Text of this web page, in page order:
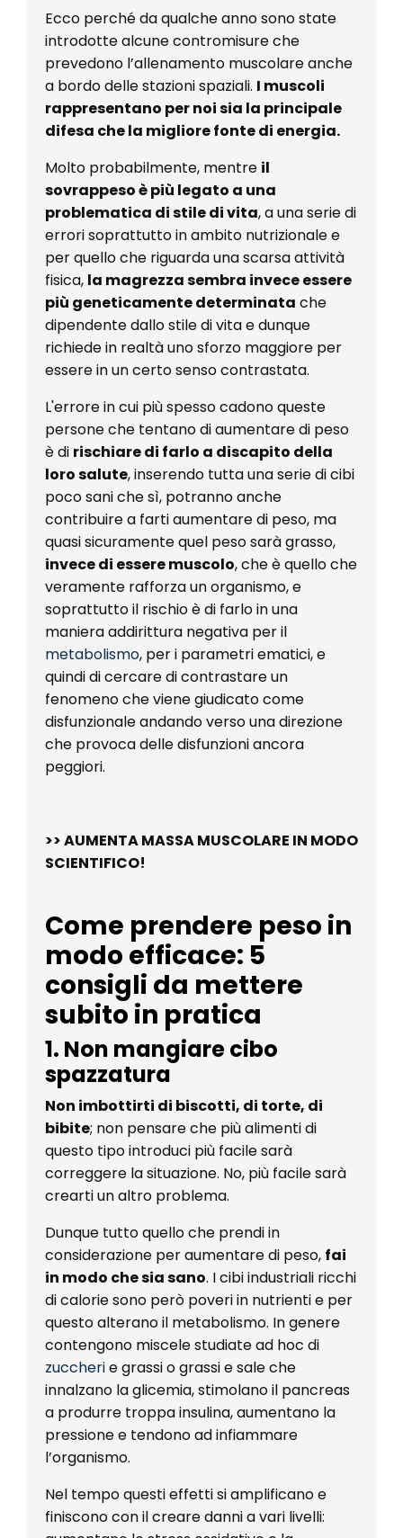
Ecco perché da qualche anno sono state
introdotte alcune contromisure che
prevedono l’allenamento muscolare anche
a bordo delle stazioni spaziali. I muscoli
rappresentano per noi sia la principale
difesa che la migliore fonte di energia.
Molto probabilmente, mentre il
sovrappeso è più legato a una
problematica di stile di vita, a una serie di
errori soprattutto in ambito nutrizionale e
per quello che riguarda una scarsa attività
fisica, la magrezza sembra invece essere
più geneticamente determinata che
dipendente dallo stile di vita e dunque
richiede in realtà uno sforzo maggiore per
essere in un certo senso contrastata.
L'errore in cui più spesso cadono queste
persone che tentano di aumentare di peso
è di rischiare di farlo a discapito della
loro salute, inserendo tutta una serie di cibi
poco sani che sì, potranno anche
contribuire a farti aumentare di peso, ma
quasi sicuramente quel peso sarà grasso,
invece di essere muscolo, che è quello che
veramente rafforza un organismo, e
soprattutto il rischio è di farlo in una
maniera addirittura negativa per il
metabolismo, per i parametri ematici, e
quindi di cercare di contrastare un
fenomeno che viene giudicato come
disfunzionale andando verso una direzione
che provoca delle disfunzioni ancora
peggiori.
>> AUMENTA MASSA MUSCOLARE IN MODO
SCIENTIFICO!
Come prendere peso in
modo efficace: 5
consigli da mettere
subito in pratica
1. Non mangiare cibo
spazzatura
Non imbottirti di biscotti, di torte, di
bibite; non pensare che più alimenti di
questo tipo introduci più facile sarà
correggere la situazione. No, più facile sarà
crearti un altro problema.
Dunque tutto quello che prendi in
considerazione per aumentare di peso, fai
in modo che sia sano. I cibi industriali ricchi
di calorie sono però poveri in nutrienti e per
questo alterano il metabolismo. In genere
contengono miscele studiate ad hoc di
zuccherie grassi o grassi e sale che
innalzano la glicemia, stimolano il pancreas
a produrre troppa insulina, aumentano la
pressione e tendono ad infiammare
l’organismo.
Nel tempo questi effetti si amplificano e
finiscono con il creare danni a vari livelli: